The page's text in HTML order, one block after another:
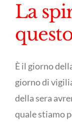
La
È il giorno
giorno di
della sera
quale stiamo